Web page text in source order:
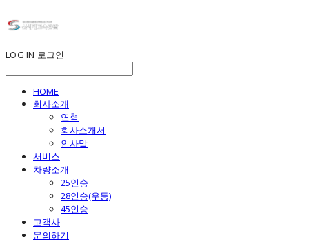
LOG IN 로그인
HOME
회사소개
연혁
회사소개서
인사말
서비스
차량소개
25인승
28인승(우등)
45인승
고객사
문의하기